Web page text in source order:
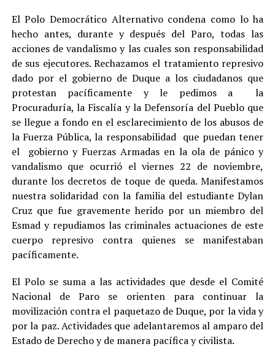
El Polo Democrático Alternativo condena como lo ha
hecho antes, durante y después del Paro, todas las
acciones de vandalismo y las cuales son responsabilidad
de sus ejecutores. Rechazamos el tratamiento represivo
dado por el gobierno de Duque a los ciudadanos que
protestan pacíficamente y le pedimos a la
Procuraduría, la Fiscalía y la Defensoría del Pueblo que
se llegue a fondo en el esclarecimiento de los abusos de
la Fuerza Pública, la responsabilidad que puedan tener
el gobierno y Fuerzas Armadas en la ola de pánico y
vandalismo que ocurrió el viernes 22 de noviembre,
durante los decretos de toque de queda. Manifestamos
nuestra solidaridad con la familia del estudiante Dylan
Cruz que fue gravemente herido por un miembro del
Esmad y repudiamos las criminales actuaciones de este
cuerpo represivo contra quienes se manifestaban
pacíficamente.
El Polo se suma a las actividades que desde el Comité
Nacional de Paro se orienten para continuar la
movilización contra el paquetazo de Duque, por la vida y
por la paz. Actividades que adelantaremos al amparo del
Estado de Derecho y de manera pacífica y civilista.